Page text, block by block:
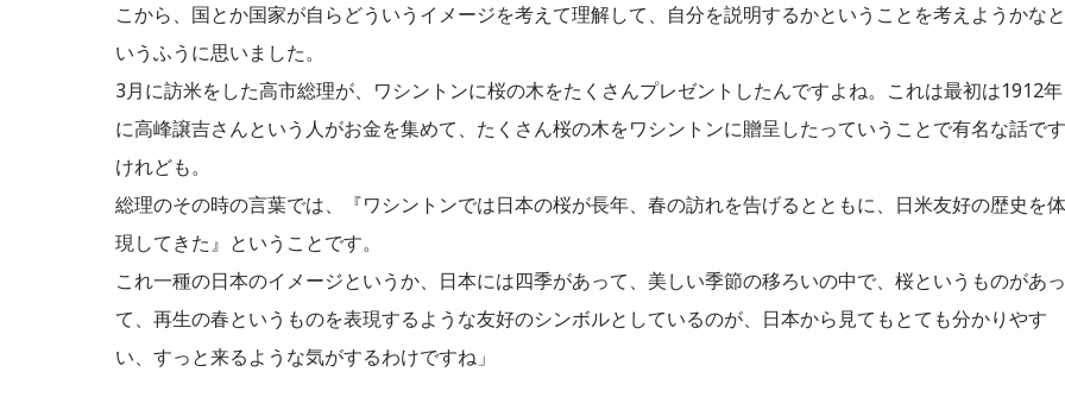
こから、国とか国家が自らどういうイメージを考えて理解して、自分を説明するかということを考えようかなと
いうふうに思いました。
3月に訪米をした高市総理が、ワシントンに桜の木をたくさんプレゼントしたんですよね。これは最初は1912年
に高峰譲吉さんという人がお金を集めて、たくさん桜の木をワシントンに贈呈したっていうことで有名な話です
けれども。
総理のその時の言葉では、『ワシントンでは日本の桜が長年、春の訪れを告げるとともに、日米友好の歴史を体
現してきた』ということです。
これ一種の日本のイメージというか、日本には四季があって、美しい季節の移ろいの中で、桜というものがあっ
て、再生の春というものを表現するような友好のシンボルとしているのが、日本から見てもとても分かりやす
い、すっと来るような気がするわけですね」